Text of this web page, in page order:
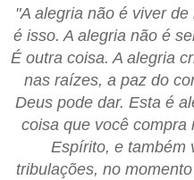
"A alegria não é viver
é isso. A alegria não é
É outra coisa. A alegria
nas raízes, a paz do
Deus pode dar. Esta é
coisa que você compra
Espírito, e também
tribulações, no